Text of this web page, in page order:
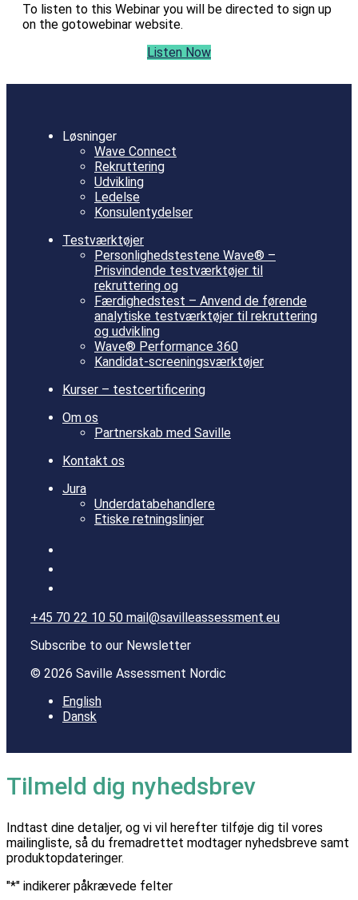
To listen to this Webinar you will be directed to sign up
on the gotowebinar website.
Listen Now
Løsninger
Wave Connect
Rekruttering
Udvikling
Ledelse
Konsulentydelser
Testværktøjer
Personlighedstestene Wave® –
Prisvindende testværktøjer til
rekruttering og
Færdighedstest – Anvend de førende
analytiske testværktøjer til rekruttering
og udvikling
Wave® Performance 360
Kandidat-screeningsværktøjer
Kurser – testcertificering
Om os
Partnerskab med Saville
Kontakt os
Jura
Underdatabehandlere
Etiske retningslinjer
+45 70 22 10 50 mail@savilleassessment.eu
Subscribe to our Newsletter
© 2026 Saville Assessment Nordic
English
Dansk
Tilmeld dig nyhedsbrev
Indtast dine detaljer, og vi vil herefter tilføje dig til vores
mailingliste, så du fremadrettet modtager nyhedsbreve samt
produktopdateringer.
"*" indikerer påkrævede felter